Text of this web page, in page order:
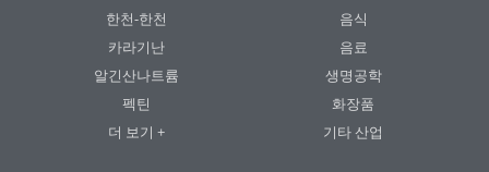
한천-한천
카라기난
알긴산나트륨
펙틴
더 보기 +
음식
음료
생명공학
화장품
기타 산업